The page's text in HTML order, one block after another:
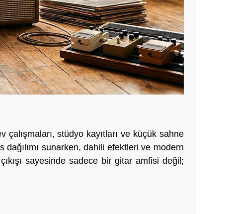
stüdyo kayıtları ve küçük sahne
sunarken, dahili efektleri ve modern
sayesinde sadece bir gitar amfisi değil;